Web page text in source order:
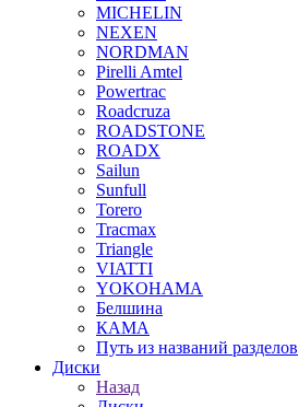
MICHELIN
NEXEN
NORDMAN
Pirelli Amtel
Powertrac
Roadcruza
ROADSTONE
ROADX
Sailun
Sunfull
Torero
Tracmax
Triangle
VIATTI
YOKOHAMA
Белшина
КАМА
Путь из названий разделов
Диски
Назад